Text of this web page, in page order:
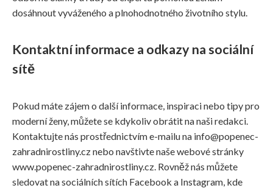
dosáhnout vyváženého a plnohodnotného životního stylu.
Kontaktní informace a odkazy na sociální
sítě
Pokud máte zájem o další informace, inspiraci nebo tipy pro
moderní ženy, můžete se kdykoliv obrátit na naši redakci.
Kontaktujte nás prostřednictvím e-mailu na info@popenec-
zahradnirostliny.cz nebo navštivte naše webové stránky
www.popenec-zahradnirostliny.cz. Rovněž nás můžete
sledovat na sociálních sítích Facebook a Instagram, kde